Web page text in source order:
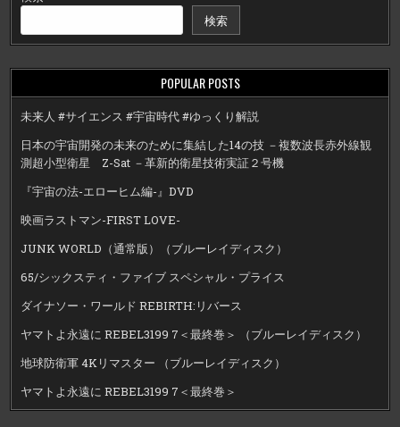
検索
POPULAR POSTS
未来人 #サイエンス #宇宙時代 #ゆっくり解説
日本の宇宙開発の未来のために集結した14の技 －複数波長赤外線観
測超小型衛星 Z-Sat －革新的衛星技術実証２号機
『宇宙の法-エローヒム編-』DVD
映画ラストマン-FIRST LOVE-
JUNK WORLD（通常版）（ブルーレイディスク）
65/シックスティ・ファイブ スペシャル・プライス
ダイナソー・ワールド REBIRTH:リバース
ヤマトよ永遠に REBEL3199 7＜最終巻＞ （ブルーレイディスク）
地球防衛軍 4Kリマスター （ブルーレイディスク）
ヤマトよ永遠に REBEL3199 7＜最終巻＞